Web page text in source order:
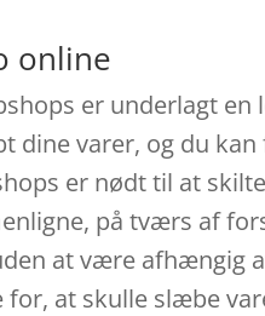
online
er underlagt en
dine varer, og du
er nødt til at
på tværs af
at være afhængig
at skulle slæbe